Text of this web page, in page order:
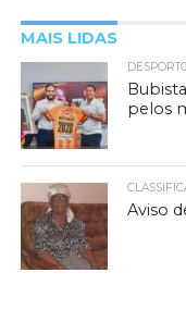
MAIS LIDAS
pelos
Aviso